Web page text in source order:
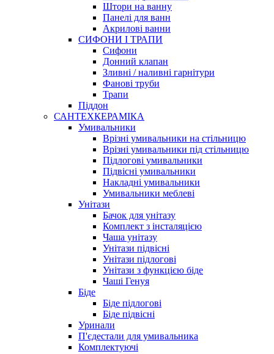
Штори на ванну
Панелі для ванн
Акрилові ванни
СИФОНИ І ТРАПИ
Сифони
Донний клапан
Зливні / наливні гарнітури
Фанові труби
Трапи
Піддон
САНТЕХКЕРАМІКА
Умивальники
Врізні умивальники на стільницю
Врізні умивальники під стільницю
Підлогові умивальники
Підвісні умивальники
Накладні умивальники
Умивальники меблеві
Унітази
Бачок для унітазу
Комплект з інсталяцією
Чаша унітазу
Унітази підвісні
Унітази підлогові
Унітази з функцією біде
Чаші Генуя
Біде
Біде підлогові
Біде підвісні
Уринали
П'єдестали для умивальника
Комплектуючі